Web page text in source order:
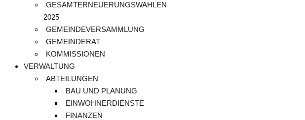
GESAMTERNEUERUNGSWAHLEN
2025
GEMEINDEVERSAMMLUNG
GEMEINDERAT
KOMMISSIONEN
VERWALTUNG
ABTEILUNGEN
BAU UND PLANUNG
EINWOHNERDIENSTE
FINANZEN